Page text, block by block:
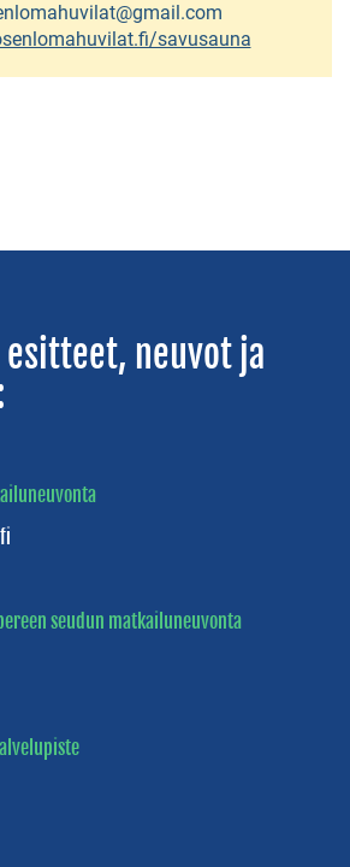
savusauna
esitteet, neuvot ja
seudun matkailuneuvonta